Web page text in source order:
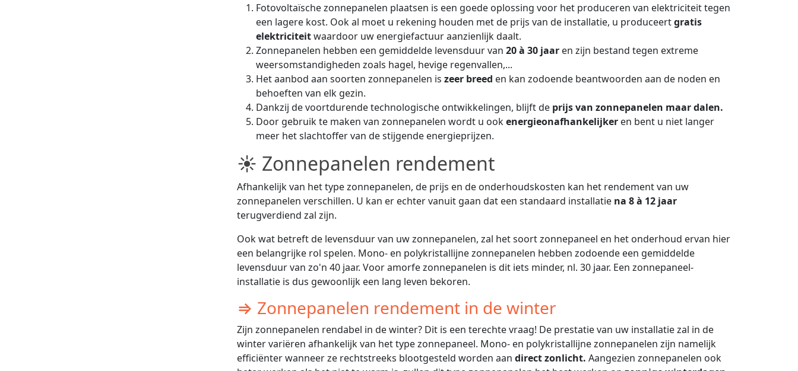
Fotovoltaïsche zonnepanelen plaatsen is een goede oplossing voor het produceren van elektriciteit tegen
een lagere kost. Ook al moet u rekening houden met de prijs van de installatie, u produceertgratis
elektriciteitwaardoor uw energiefactuur aanzienlijk daalt.
Zonnepanelen hebben een gemiddelde levensduur van 20 à 30 jaar en zijn bestand tegen extreme
weersomstandigheden zoals hagel, hevige regenvallen,...
Het aanbod aan soorten zonnepanelen is zeer breed en kan zodoende beantwoorden aan de noden en
behoeften van elk gezin.
Dankzij de voortdurende technologische ontwikkelingen, blijft de prijs van zonnepanelen maar dalen.
Door gebruik te maken van zonnepanelen wordt u ookenergieonafhankelijker en bent u niet langer
meer het slachtoffer van de stijgende energieprijzen.
☀ Zonnepanelen rendement
Afhankelijk van het type zonnepanelen, de prijs en de onderhoudskosten kan het rendement van uw
zonnepanelen verschillen. U kan er echter vanuit gaan dat een standaard installatie na 8 à 12 jaar
terugverdiend zal zijn.
Ook wat betreft de levensduur van uw zonnepanelen, zal het soort zonnepaneel en het onderhoud ervan hier
een belangrijke rol spelen. Mono- en polykristallijne zonnepanelen hebben zodoende een gemiddelde
levensduur van zo'n 40 jaar. Voor amorfe zonnepanelen is dit iets minder, nl. 30 jaar. Een zonnepaneel-
installatie is dus gewoonlijk een lang leven bekoren.
⇒ Zonnepanelen rendement in de winter
Zijn zonnepanelen rendabel in de winter? Dit is een terechte vraag! De prestatie van uw installatie zal in de
winter variëren afhankelijk van het type zonnepaneel. Mono- en polykristallijne zonnepanelen zijn namelijk
efficiënter wanneer ze rechtstreeks blootgesteld worden aan direct zonlicht. Aangezien zonnepanelen ook